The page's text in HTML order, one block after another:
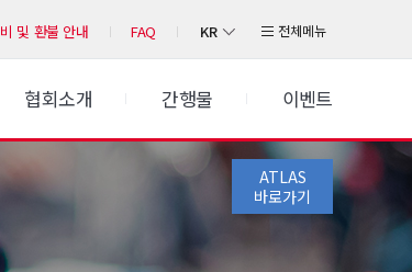
및 환불 안내 FAQ KR 전체메뉴
협회소개 간행물 이벤트
ATLAS
바로가기